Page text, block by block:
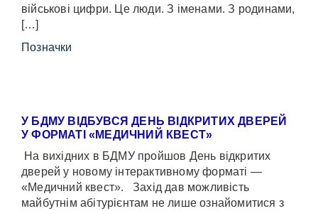
військові цифри. Це люди. З іменами. З родинами,
[…]
Позначки
У БДМУ ВІДБУВСЯ ДЕНЬ ВІДКРИТИХ ДВЕРЕЙ
У ФОРМАТІ «МЕДИЧНИЙ КВЕСТ»
На вихідних в БДМУ пройшов День відкритих
дверей у новому інтерактивному форматі —
«Медичний квест». Захід дав можливість
майбутнім абітурієнтам не лише ознайомитися з